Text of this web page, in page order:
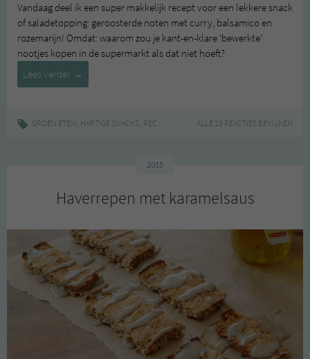
Vandaag deel ik een super makkelijk recept voor een lekkere snack
of saladetopping: geroosterde noten met curry, balsamico en
rozemarijn! Omdat: waarom zou je kant-en-klare ‘bewerkte’
nootjes kopen in de supermarkt als dat niet hoeft?
Lees verder Geroosterde
noten
curry
→
GROEN ETEN, HARTIGE SNACKS, RECEPT GEROOSTERD ,MAKKELIJK,NOTEN
ALLE 19 REACTIES BEKIJKEN
2015
Haverrepen met karamelsaus